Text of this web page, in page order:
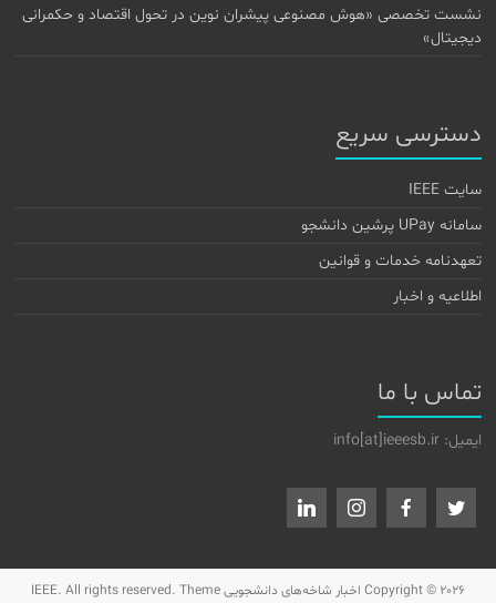
نشست تخصصی «هوش مصنوعی پیشران نوین در تحول اقتصاد و حکمرانی
دیجیتال»
دسترسی سریع
سایت IEEE
سامانه UPay پرشین دانشجو
تعهدنامه خدمات و قوانین
اطلاعیه و اخبار
تماس با ما
ایمیل: info[at]ieeesb.ir
Copyright © 2026 اخبار شاخه‌های دانشجویی IEEE. All rights reserved. Theme